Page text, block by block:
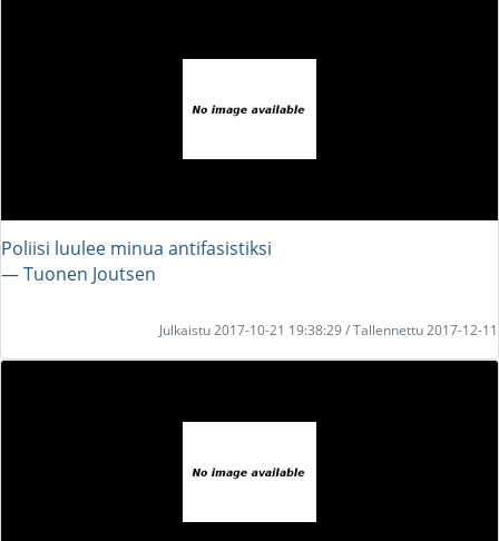
Poliisi luulee minua antifasistiksi
― Tuonen Joutsen
Julkaistu 2017-10-21 19:38:29 / Tallennettu 2017-12-11